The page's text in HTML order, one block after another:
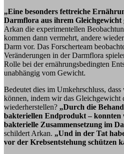
„Eine besonders fettreiche
Darmflora aus ihrem
Arkan die experimentellen
kommen dann vermehrt, andere
Darm vor. Das Forscherteam
Veränderungen in der Darmflora
Rolle bei der ernährungsbedingten
unabhängig vom Gewicht.
Bedeutet dies im Umkehrschluss,
können, indem wir das Gleichgewicht
wiederherstellen? „Durch die
bakteriellen Endprodukt –
bakterielle Zusammensetzung im
schildert Arkan. „Und in der Tat
vor der Krebsentstehung schützen